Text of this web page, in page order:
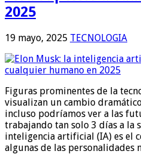
2025
19 mayo, 2025 TECNOLOGIA
Figuras prominentes de la
visualizan un cambio
incluso podríamos ver a las
trabajando tan solo 3 días a la
inteligencia artificial (IA) es el
algunas de las personalidades